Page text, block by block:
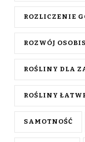
ROZLICZENIE
ROZWÓJ
ROŚLINY DLA
ROŚLINY
SAMOTNOŚĆ